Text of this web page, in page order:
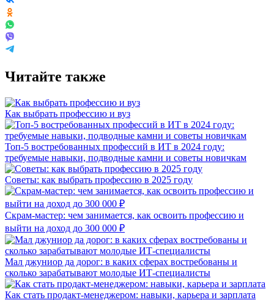
Читайте также
Как выбрать профессию и вуз
Топ-5 востребованных профессий в ИТ в 2024 году:
требуемые навыки, подводные камни и советы новичкам
Советы: как выбрать профессию в 2025 году
Скрам-мастер: чем занимается, как освоить профессию и
выйти на доход до 300 000 ₽
Мал джуниор да дорог: в каких сферах востребованы и
сколько зарабатывают молодые ИТ-специалисты
Как стать продакт-менеджером: навыки, карьера и зарплата